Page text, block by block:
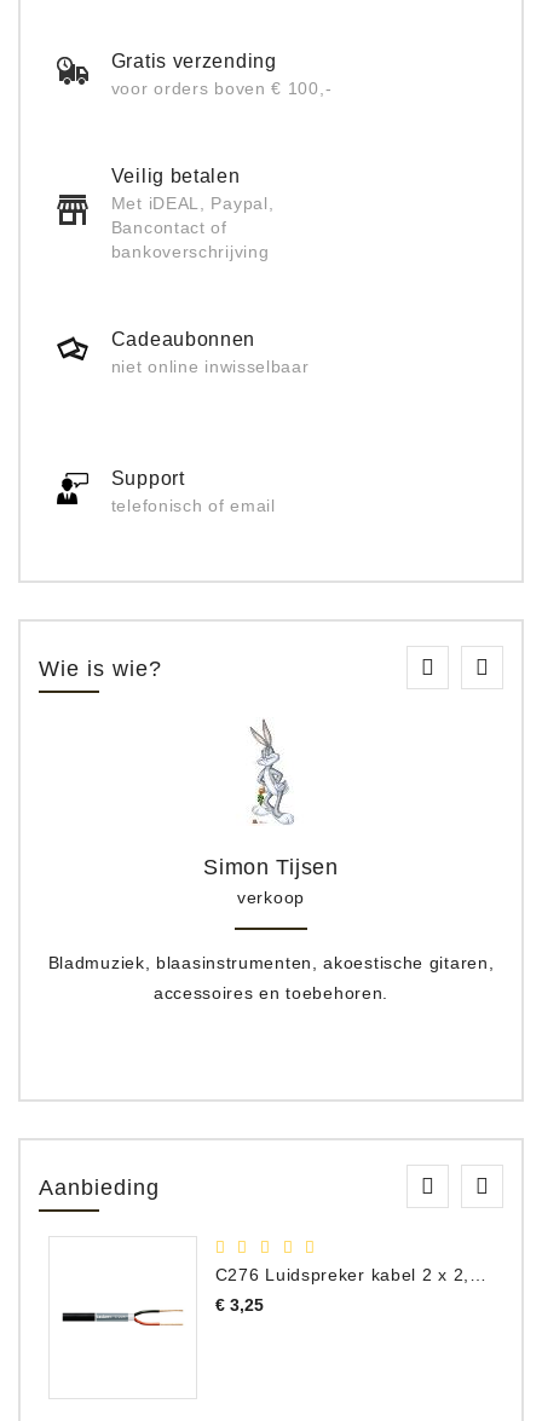
Gratis verzending
voor orders boven € 100,-
Veilig betalen
Met iDEAL, Paypal,
Bancontact of
bankoverschrijving
Cadeaubonnen
niet online inwisselbaar
Support
telefonisch of email
Wie is wie?
Simon Tijsen
verkoop
Bladmuziek, blaasinstrumenten, akoestische gitaren,
accessoires en toebehoren.
Aanbieding
C276 Luidspreker kabel 2 x 2,50 mm² (per meter)
€ 3,25Prijs